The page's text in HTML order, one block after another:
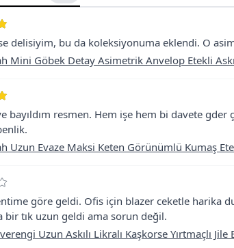
delisiyim, bu da koleksiyonuma eklendi. O
Mini Göbek Detay Asimetrik Anvelop Etekli
bayıldım resmen. Hem işe hem bi davete
Uzun Evaze Maksi Keten Görünümlü Kumaş
göre geldi. Ofis için blazer ceketle harika
bir tık uzun geldi ama sorun değil.
Uzun Askılı Likralı Kaşkorse Yırtmaçlı Jile